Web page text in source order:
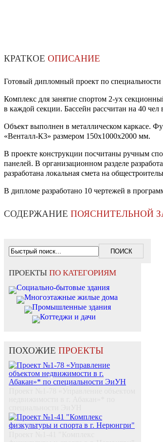
КРАТКОЕ ОПИСАНИЕ
Готовый дипломный проект по
Комплекс для занятие спортом 2-ух
в каждой секции. Бассейн рассчитан на 40
Объект выполнен в металлическом каркасе.
«Венталл-К3» размером 150х1000х2000 мм.
В проекте конструкции посчитаны ручным
панелей. В организационном разделе
разработана локальная смета на
В дипломе разработано 10 чертежей в
СОДЕРЖАНИЕ ПОЯСНИТЕЛЬНОЙ
ПРОЕКТЫ ПО КАТЕГОРИЯМ
Социально-бытовые здания
Многоэтажные жилые дома
Промышленные здания
Коттеджи и дачи
ПОХОЖИЕ ПРОЕКТЫ